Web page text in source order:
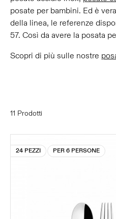
posate per bambini. Ed è
della linea, le referenze
57. Così da avere la posata
Scopri di più sulle nostre
11 Prodotti
24 PEZZI PER 6 PERSONE